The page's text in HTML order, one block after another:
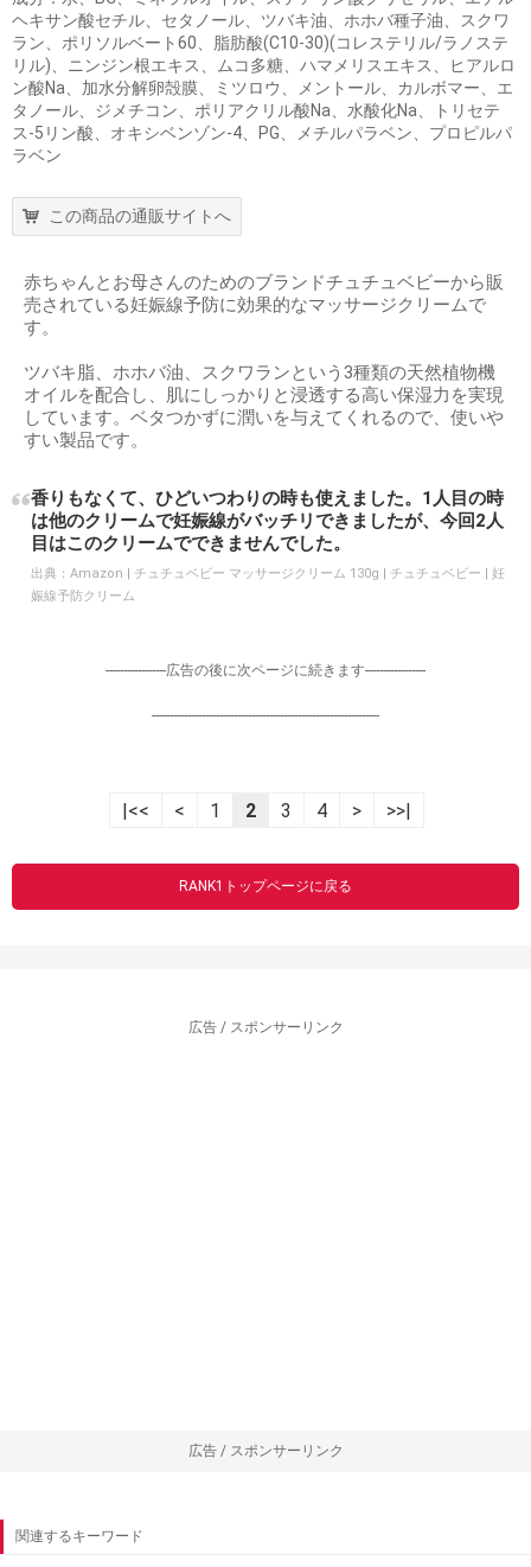
ヘキサン酸セチル、セタノール、ツバキ油、ホホバ種子油、スクワ
ラン、ポリソルベート60、脂肪酸(C10-30)(コレステリル/ラノステ
リル)、ニンジン根エキス、ムコ多糖、ハマメリスエキス、ヒアルロ
ン酸Na、加水分解卵殻膜、ミツロウ、メントール、カルボマー、エ
タノール、ジメチコン、ポリアクリル酸Na、水酸化Na、トリセテ
ス-5リン酸、オキシベンゾン-4、PG、メチルパラベン、プロピルパ
ラベン
この商品の通販サイトへ
赤ちゃんとお母さんのためのブランドチュチュベビーから販
売されている妊娠線予防に効果的なマッサージクリームで
す。
ツバキ脂、ホホバ油、スクワランという3種類の天然植物機
オイルを配合し、肌にしっかりと浸透する高い保湿力を実現
しています。ベタつかずに潤いを与えてくれるので、使いや
すい製品です。
香りもなくて、ひどいつわりの時も使えました。1人目の時
は他のクリームで妊娠線がバッチリできましたが、今回2人
目はこのクリームでできませんでした。
出典： Amazon | チュチュベビー マッサージクリーム 130g | チュチュベビー | 妊
娠線予防クリーム
-----------------広告の後に次ページに続きます-----------------
----------------------------------------------------------------
|<< < 1 2 3 4 > >>|
RANK1トップページに戻る
広告 / スポンサーリンク
広告 / スポンサーリンク
関連するキーワード